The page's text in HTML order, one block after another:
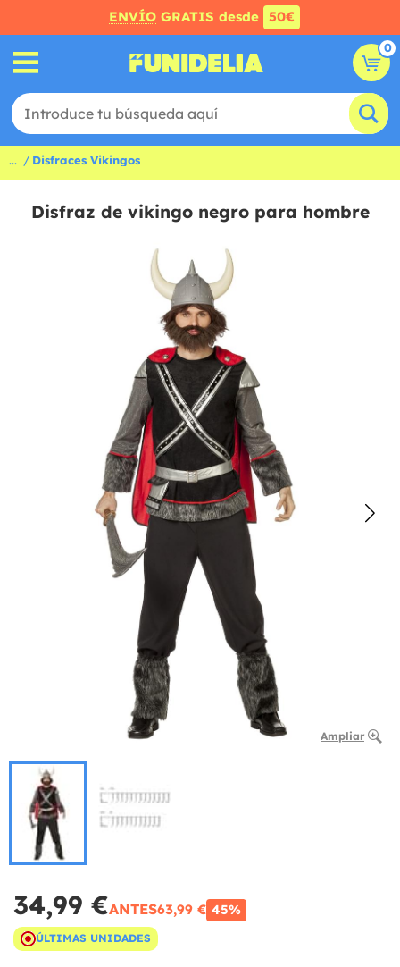
ENVÍO GRATIS desde 50€
0
... Disfraces Vikingos
Disfraz de vikingo negro para hombre
Ampliar
34,99 €ANTES63,99 € 45%
ÚLTIMAS UNIDADES